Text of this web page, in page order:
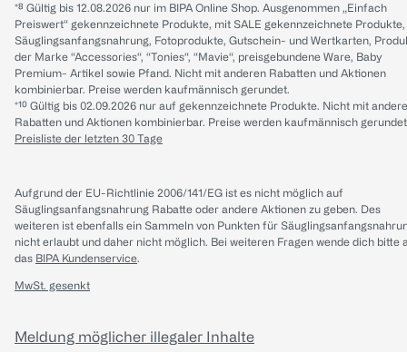
*⁸ Gültig bis 12.08.2026 nur im BIPA Online Shop. Ausgenommen „Einfach
Preiswert“ gekennzeichnete Produkte, mit SALE gekennzeichnete Produkte,
Säuglingsanfangsnahrung, Fotoprodukte, Gutschein- und Wertkarten,
der Marke “Accessories“, “Tonies“, “Mavie“, preisgebundene Ware, Baby
Premium- Artikel sowie Pfand. Nicht mit anderen Rabatten und Aktionen
kombinierbar. Preise werden kaufmännisch gerundet.
*¹⁰ Gültig bis 02.09.2026 nur auf gekennzeichnete Produkte. Nicht mit
Rabatten und Aktionen kombinierbar. Preise werden kaufmännisch
Preisliste der letzten 30 Tage
Aufgrund der EU-Richtlinie 2006/141/EG ist es nicht möglich auf
Säuglingsanfangsnahrung Rabatte oder andere Aktionen zu geben. Des
weiteren ist ebenfalls ein Sammeln von Punkten für
nicht erlaubt und daher nicht möglich. Bei weiteren Fragen wende dich bitte
das BIPA Kundenservice.
MwSt. gesenkt
Meldung möglicher illegaler Inhalte